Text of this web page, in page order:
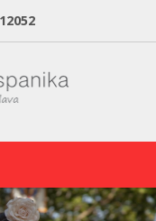
BLOG